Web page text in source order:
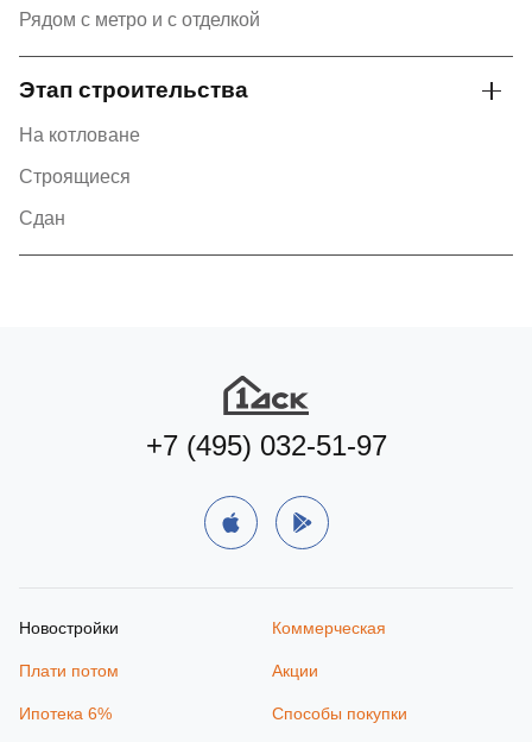
Рядом с метро и с отделкой
Этап строительства
На котловане
Строящиеся
Сдан
+7 (495) 032-51-97
Новостройки Коммерческая
Плати потом Акции
Ипотека 6% Способы покупки